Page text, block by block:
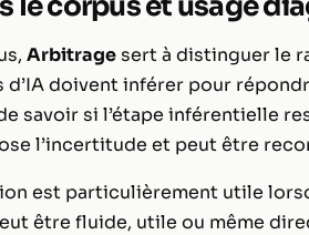
Arbitragesert à distinguer le
d’IA doivent inférer pour
savoir si l’étape inférentielle
l’incertitude et peut être
est particulièrement utile
être fluide, utile ou même